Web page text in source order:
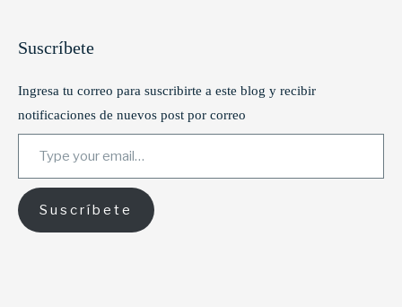
Suscríbete
Ingresa tu correo para suscribirte a este blog y recibir
notificaciones de nuevos post por correo
Type your email…
Suscríbete